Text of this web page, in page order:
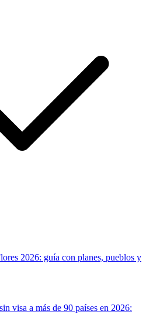
2026: guía con planes, pueblos y
visa a más de 90 países en 2026: